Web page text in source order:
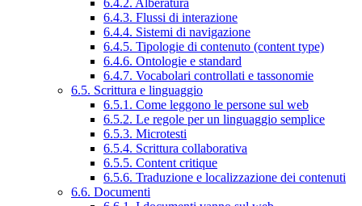
6.4.2. Alberatura
6.4.3. Flussi di interazione
6.4.4. Sistemi di navigazione
6.4.5. Tipologie di contenuto (content type)
6.4.6. Ontologie e standard
6.4.7. Vocabolari controllati e tassonomie
6.5. Scrittura e linguaggio
6.5.1. Come leggono le persone sul web
6.5.2. Le regole per un linguaggio semplice
6.5.3. Microtesti
6.5.4. Scrittura collaborativa
6.5.5. Content critique
6.5.6. Traduzione e localizzazione dei contenuti
6.6. Documenti